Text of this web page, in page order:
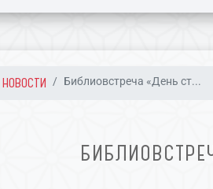
НОВОСТИ Библиовстреча «День ст...